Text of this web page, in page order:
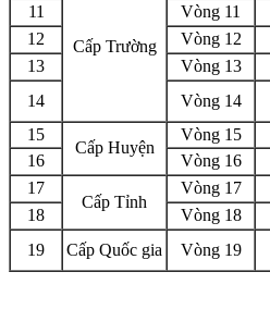
Cấp Trường
11 Vòng 11
12
Vòng 12
13
Vòng 13
14
Vòng 14
15
Cấp Huyện
Vòng 15
16 Vòng 16
17
Cấp Tỉnh
Vòng 17
18
Vòng 18
19
Cấp Quốc gia Vòng 19